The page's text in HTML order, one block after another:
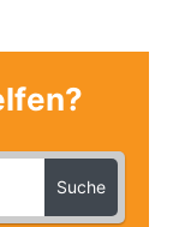
Suche